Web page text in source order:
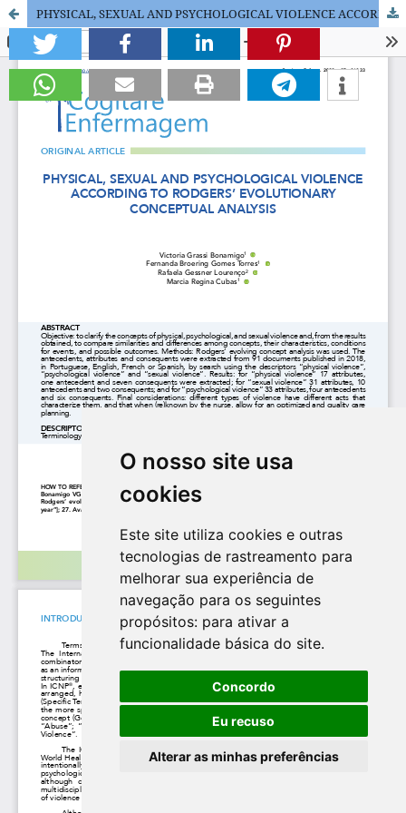
O nosso site usa
cookies
Este site utiliza cookies e outras
tecnologias de rastreamento para
melhorar sua experiência de
navegação para os seguintes
propósitos: para ativar a
funcionalidade básica do site.
Concordo
Eu recuso
Alterar as minhas preferências
PHYSICAL, SEXUAL AND PSYCHOLOGICAL VIOLENCE ACCORDING TO RODGERS’ EVOLUTIONARY CONCEPTUAL ANALYSIS